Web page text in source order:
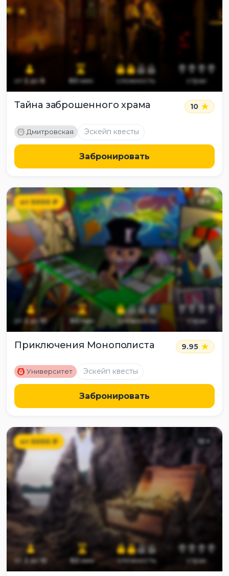
от 2до6 60мин сложность страх
Тайна заброшенного храма 10
M Дмитровская Эскейп квесты
Забронировать
от5000₽
от2до10 60мин сложность страх
Приключения Монополиста 9.95
M Университет Эскейп квесты
Забронировать
от5000₽ 12 +
2до 10 60мин сложность страх